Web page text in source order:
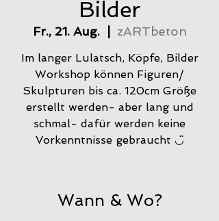
Bilder
Fr., 21. Aug.
  |
zARTbeton
Im langer Lulatsch, Köpfe, Bilder
Workshop können Figuren/
Skulpturen bis ca. 120cm Größe
erstellt werden- aber lang und
schmal- dafür werden keine
Vorkenntnisse gebraucht ◡̈
Wann & Wo?